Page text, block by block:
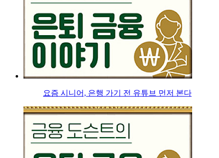
요즘 시니어, 은행 가기 전 유튜브 먼저 본다